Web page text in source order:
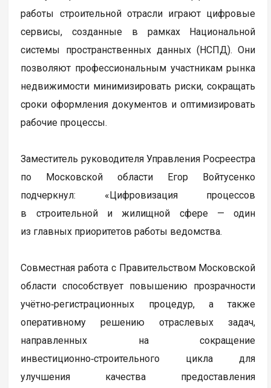
работы строительной отрасли играют цифровые
сервисы, созданные в рамках Национальной
системы пространственных данных (НСПД). Они
позволяют профессиональным участникам рынка
недвижимости минимизировать риски, сокращать
сроки оформления документов и оптимизировать
рабочие процессы.
Заместитель руководителя Управления Росреестра
по Московской области Егор Войтусенко
подчеркнул: «Цифровизация процессов
в строительной и жилищной сфере — один
из главных приоритетов работы ведомства.
Совместная работа с Правительством Московской
области способствует повышению прозрачности
учётно‑регистрационных процедур, а также
оперативному решению отраслевых задач,
направленных на сокращение
инвестиционно‑строительного цикла для
улучшения качества предоставления